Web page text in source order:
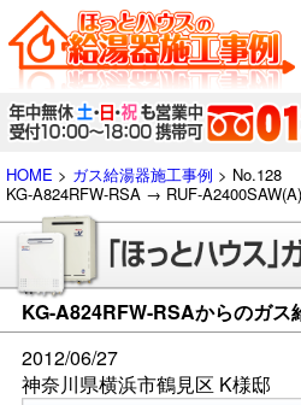
HOME > ガス給湯器施工事例 > No.128
KG-A824RFW-RSA → RUF-A2400SAW(A)
KG-A824RFW-RSAからのガス
2012/06/27
神奈川県横浜市鶴見区 K様邸